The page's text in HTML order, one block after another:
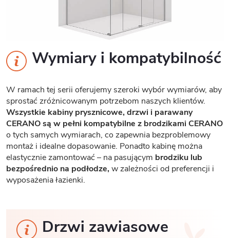
Wymiary i kompatybilność
W ramach tej serii oferujemy szeroki wybór wymiarów, aby
sprostać zróżnicowanym potrzebom naszych klientów.
Wszystkie kabiny prysznicowe, drzwi i parawany
CERANO są w pełni kompatybilne z brodzikami CERANO
o tych samych wymiarach, co zapewnia bezproblemowy
montaż i idealne dopasowanie. Ponadto kabinę można
elastycznie zamontować – na pasującym brodziku lub
bezpośrednio na podłodze,w zależności od preferencji i
wyposażenia łazienki.
Drzwi zawiasowe